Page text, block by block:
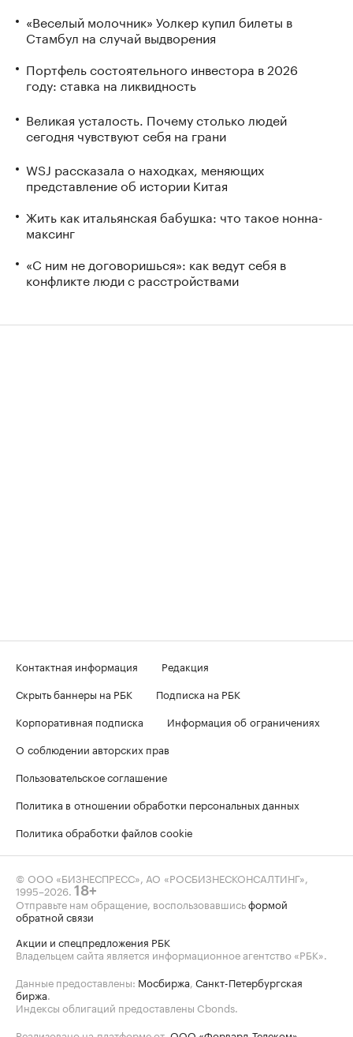
«Веселый молочник» Уолкер купил билеты в
Стамбул на случай выдворения
Портфель состоятельного инвестора в 2026
году: ставка на ликвидность
Великая усталость. Почему столько людей
сегодня чувствуют себя на грани
WSJ рассказала о находках, меняющих
представление об истории Китая
Жить как итальянская бабушка: что такое нонна-
максинг
«С ним не договоришься»: как ведут себя в
конфликте люди с расстройствами
Контактная информация
Редакция
Скрыть баннеры на РБК
Подписка на РБК
Корпоративная подписка
Информация об ограничениях
О соблюдении авторских прав
Пользовательское соглашение
Политика в отношении обработки персональных данных
Политика обработки файлов cookie
© ООО «БИЗНЕСПРЕСС», АО «РОСБИЗНЕСКОНСАЛТИНГ»,
1995–2026. 18+
Отправьте нам обращение, воспользовавшисьформой
обратной связи
Акции и спецпредложения РБК
Владельцем сайта является информационное агентство «РБК».
Данные предоставлены: Мосбиржа, Санкт-Петербургская
биржа.
Индексы облигаций предоставлены Cbonds.